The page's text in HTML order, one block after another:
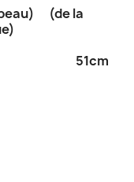
(de la
51cm